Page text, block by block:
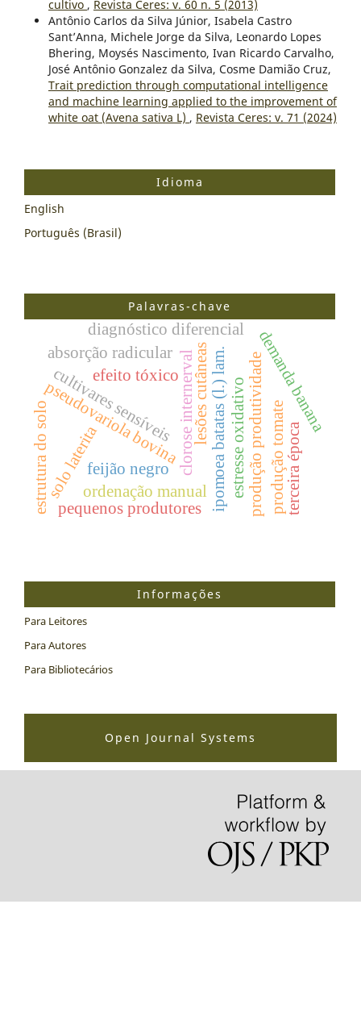
cultivo , Revista Ceres: v. 60 n. 5 (2013)
Antônio Carlos da Silva Júnior, Isabela Castro
Sant’Anna, Michele Jorge da Silva, Leonardo Lopes
Bhering, Moysés Nascimento, Ivan Ricardo Carvalho,
José Antônio Gonzalez da Silva, Cosme Damião Cruz,
Trait prediction through computational intelligence
and machine learning applied to the improvement of
white oat (Avena sativa L) , Revista Ceres: v. 71 (2024)
Idioma
English
Português (Brasil)
Palavras-chave
ipomoea batatas (l.) lam.
clorose internerval
ordenação manual
diagnóstico diferencial
lesões cutâneas
pseudovariola bovina produção produtividade
pequenos produtores
cultivares sensíveis estresse oxidativo
absorção radicular demanda banana
solo lateritafeijão negro
efeito tóxico
estrutura do solo produção tomateterceira época
Informações
Para Leitores
Para Autores
Para Bibliotecários
Open Journal Systems